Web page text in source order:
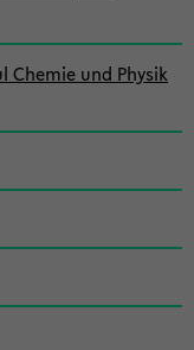
und Physik